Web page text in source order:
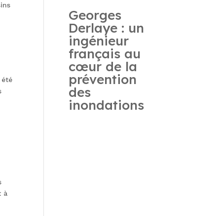
été
à
Georges
Derlaye : un
ingénieur
français au
cœur de la
prévention
des
inondations